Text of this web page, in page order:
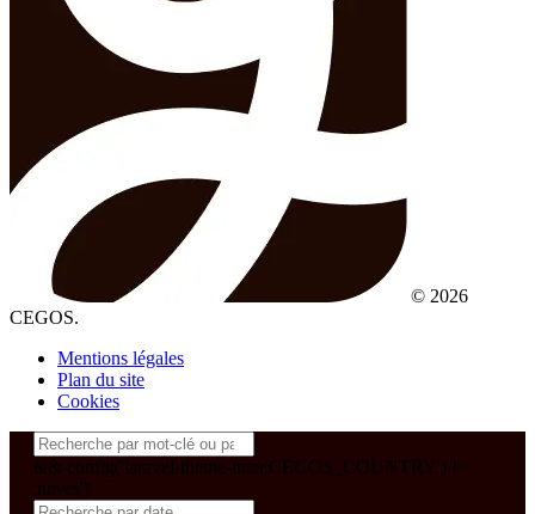
© 2026
CEGOS.
Mentions légales
Plan du site
Cookies
&& config('laravel-theme-inter.CEGOS_COUNTRY') !=
'neves')